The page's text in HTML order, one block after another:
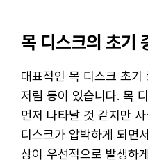
목 디스크의 초기
대표적인 목 디스크 초
저림 등이 있습니다. 목
먼저 나타날 것 같지만
디스크가 압박하게 되면
상이 우선적으로 발생하